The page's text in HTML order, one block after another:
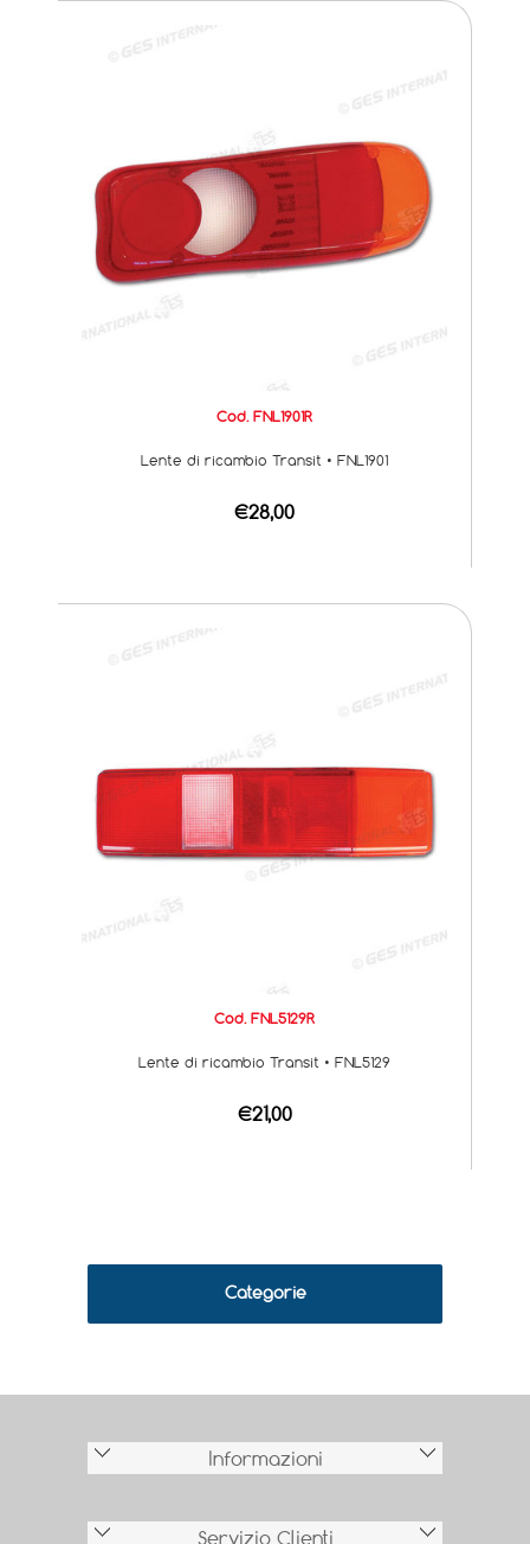
Cod. FNL1901R
Lente di ricambio Transit • FNL1901
€28,00
Cod. FNL5129R
Lente di ricambio Transit • FNL5129
€21,00
Categorie
Informazioni
Servizio Clienti